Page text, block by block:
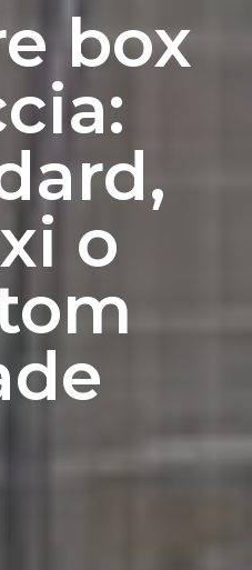
box
o